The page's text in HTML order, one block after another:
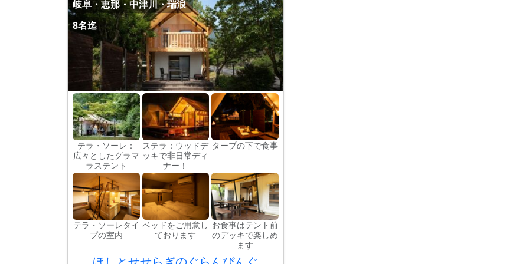
岐阜・恵那・中津川・瑞浪
8名迄
テラ・ソーレ：
広々としたグラマ
ラステント
ステラ：ウッドデ
ッキで非日常ディ
ナー！
タープの下で食事
テラ・ソーレタイ
プの室内
ベッドをご用意し
ております
お食事はテント前
のデッキで楽しめ
ます